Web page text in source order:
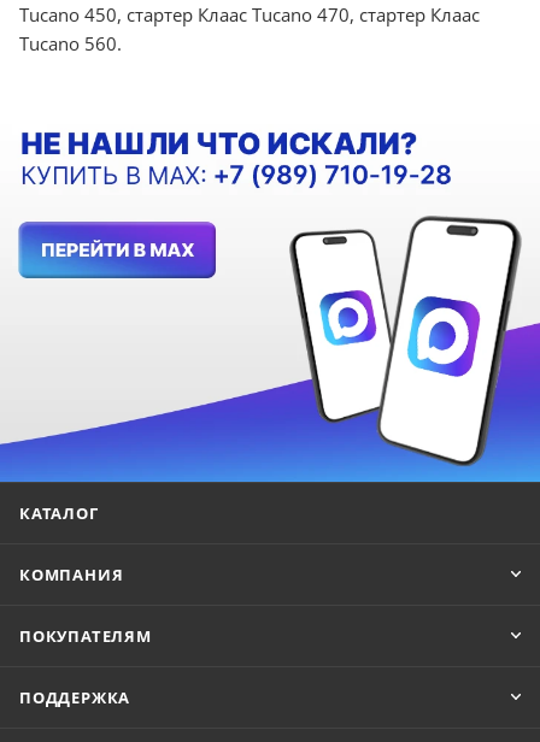
Tucano 450, стартер Клаас Tucano 470, стартер Клаас
Tucano 560.
КАТАЛОГ
КОМПАНИЯ
ПОКУПАТЕЛЯМ
ПОДДЕРЖКА